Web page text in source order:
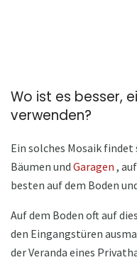
Wo ist es besser,
verwenden?
Ein solches Mosaik findet
Bäumen und Garagen ,
besten auf dem Boden
Auf dem Boden oft auf
den Eingangstüren
der Veranda eines